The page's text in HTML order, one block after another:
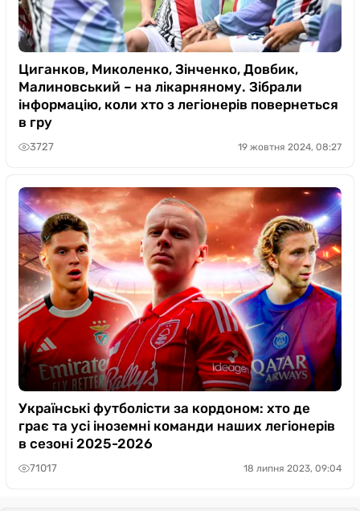
Циганков, Миколенко, Зінченко, Довбик,
Малиновський – на лікарняному. Зібрали
інформацію, коли хто з легіонерів повернеться
в гру
3727 19 жовтня 2024, 08:27
Українські футболісти за кордоном: хто де
грає та усі іноземні команди наших легіонерів
в сезоні 2025-2026
71017 18 липня 2023, 09:04